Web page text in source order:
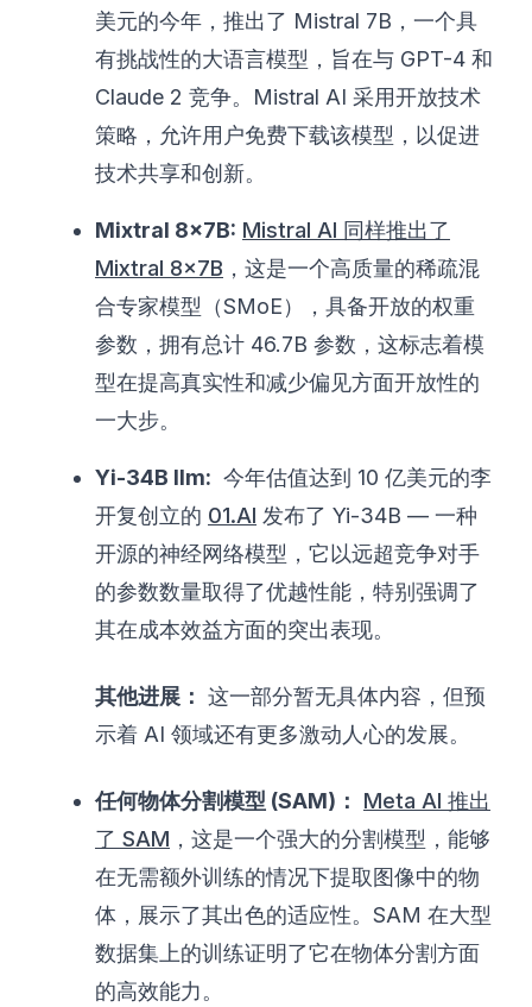
美元的今年，推出了 Mistral 7B，一个具
有挑战性的大语言模型，旨在与 GPT-4 和
Claude 2 竞争。Mistral AI 采用开放技术
策略，允许用户免费下载该模型，以促进
技术共享和创新。
Mixtral 8x7B: Mistral AI 同样推出了
Mixtral 8x7B ，这是一个高质量的稀疏混
合专家模型（SMoE），具备开放的权重
参数，拥有总计 46.7B 参数，这标志着模
型在提高真实性和减少偏见方面开放性的
一大步。
Yi-34B llm: 今年估值达到 10 亿美元的李
开复创立的 01.AI 发布了 Yi-34B — 一种
开源的神经网络模型，它以远超竞争对手
的参数数量取得了优越性能，特别强调了
其在成本效益方面的突出表现。
其他进展： 这一部分暂无具体内容，但预
示着 AI 领域还有更多激动人心的发展。
任何物体分割模型 (SAM)：
Meta AI 推出
了 SAM ，这是一个强大的分割模型，能够
在无需额外训练的情况下提取图像中的物
体，展示了其出色的适应性。SAM 在大型
数据集上的训练证明了它在物体分割方面
的高效能力。